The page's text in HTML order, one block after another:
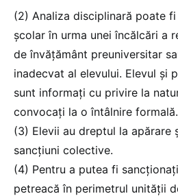
(2) Analiza disciplinară poate
școlar în urma unei încălcări a
de învățământ preuniversitar
inadecvat al elevului. Elevul și
sunt informați cu privire la
convocați la o întâlnire formală.
(3) Elevii au dreptul la apărare
sancțiuni colective.
(4) Pentru a putea fi
petreacă în perimetrul unității